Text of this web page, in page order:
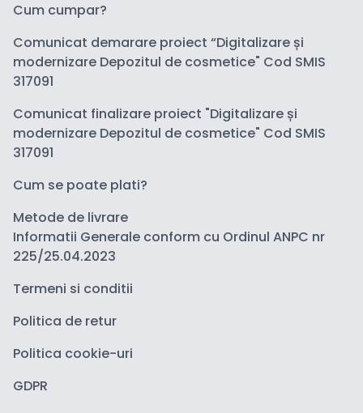
Cum cumpar?
Comunicat demarare proiect “Digitalizare și
modernizare Depozitul de cosmetice" Cod SMIS
317091
Comunicat finalizare proiect "Digitalizare și
modernizare Depozitul de cosmetice" Cod SMIS
317091
Cum se poate plati?
Metode de livrare
Informatii Generale conform cu Ordinul ANPC nr
225/25.04.2023
Termeni si conditii
Politica de retur
Politica cookie-uri
GDPR